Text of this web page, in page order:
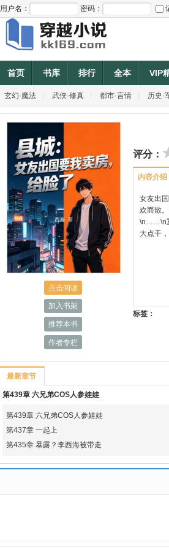
用户名： 密码：
首页 书库 排行 全本 VIP
玄幻·魔法 武侠·修真 都市·言情 历史·
点击阅读
加入书架
推荐本书
作者专栏
评分：
内容介绍
女友出
欢而散
\n……\n
大点干
标签：
最新章节
第439章 六兄弟COS人参娃娃
第439章 六兄弟COS人参娃娃
第437章 一起上
第435章 暴露？李西海被带走